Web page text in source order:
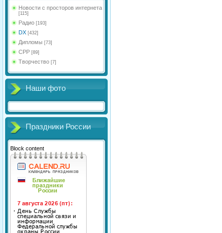
Новости с просторов интернета
[115]
Радио [193]
DX [432]
Дипломы [73]
СРР [89]
Творчество [7]
Наши фото
Праздники России
Block content